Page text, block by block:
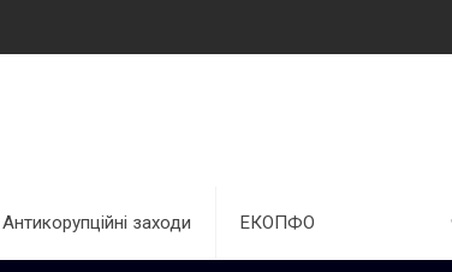
Антикорупційні заходи ЕКОПФО